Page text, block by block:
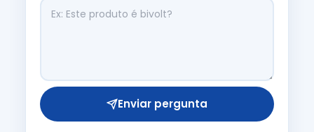
Enviar pergunta